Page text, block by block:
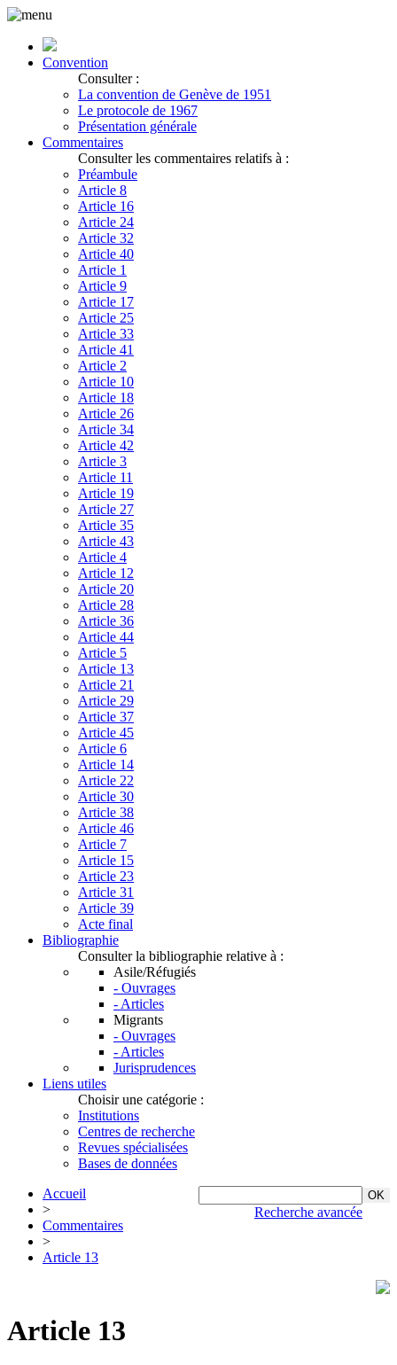
Convention
Consulter :
La convention de Genève de 1951
Le protocole de 1967
Présentation générale
Commentaires
Consulter les commentaires relatifs à :
Préambule
Article 8
Article 16
Article 24
Article 32
Article 40
Article 1
Article 9
Article 17
Article 25
Article 33
Article 41
Article 2
Article 10
Article 18
Article 26
Article 34
Article 42
Article 3
Article 11
Article 19
Article 27
Article 35
Article 43
Article 4
Article 12
Article 20
Article 28
Article 36
Article 44
Article 5
Article 13
Article 21
Article 29
Article 37
Article 45
Article 6
Article 14
Article 22
Article 30
Article 38
Article 46
Article 7
Article 15
Article 23
Article 31
Article 39
Acte final
Bibliographie
Consulter la bibliographie relative à :
Asile/Réfugiés
- Ouvrages
- Articles
Migrants
- Ouvrages
- Articles
Jurisprudences
Liens utiles
Choisir une catégorie :
Institutions
Centres de recherche
Revues spécialisées
Bases de données
Recherche avancée
Accueil
>
Commentaires
>
Article 13
Article 13